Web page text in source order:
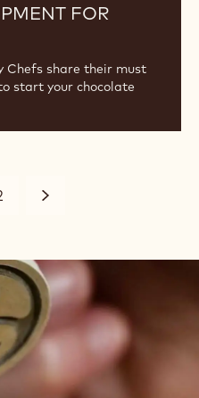
FOR
Chefs share their must
start your chocolate
Siguiente